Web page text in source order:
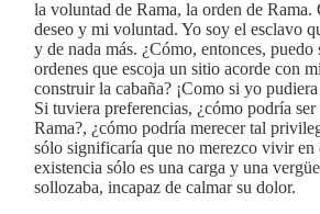
la voluntad de Rama, la orden de Rama.
deseo y mi voluntad. Yo soy el esclavo
y de nada más. ¿Cómo, entonces, puedo
ordenes que escoja un sitio acorde con
construir la cabaña? ¡Como si yo
Si tuviera preferencias, ¿cómo podría
Rama?, ¿cómo podría merecer tal
sólo significaría que no merezco vivir en
existencia sólo es una carga y una
sollozaba, incapaz de calmar su dolor.